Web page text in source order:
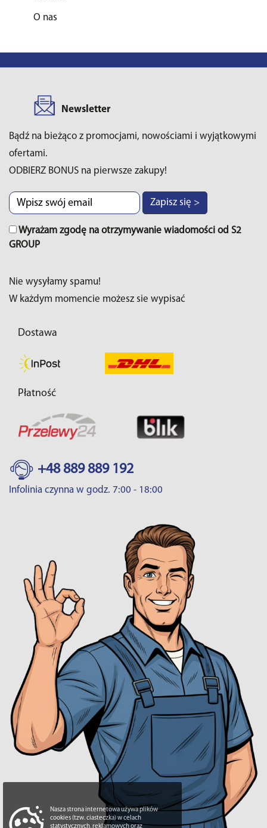
O nas
Newsletter
Bądź na bieżąco z promocjami, nowościami i wyjątkowymi
ofertami.
ODBIERZ BONUS na pierwsze zakupy!
Zapisz się >
Wyrażam zgodę na otrzymywanie wiadomości od S2
GROUP
Nie wysyłamy spamu!
W każdym momencie możesz sie wypisać
Dostawa
Płatność
+48 889 889 192
Infolinia czynna w godz. 7:00 - 18:00
Nasza strona internetowa używa plików
cookies (tzw. ciasteczka) w celach
statystycznych, reklamowych oraz